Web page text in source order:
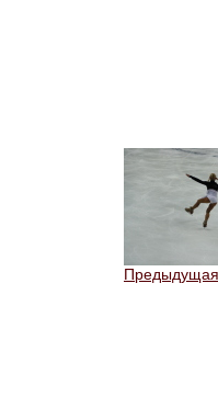
Предыдущая